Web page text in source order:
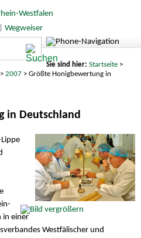
Wegweiser
Sie sind hier: Startseite>
> 2007 > Größte Honigbewertung in
in Deutschland
in einer
Westfälischer und